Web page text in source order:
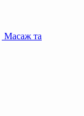
Масаж та